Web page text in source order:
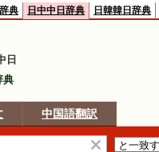
典 日中中日辞典 日韓韓日辞典
日
典
中国語翻訳